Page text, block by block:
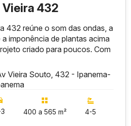
432
432 reúne o som das ondas, a
imponência de plantas acima
criado para poucos. Com
Vieira Souto, 432 - Ipanema-
400 a 565 m² 4-5